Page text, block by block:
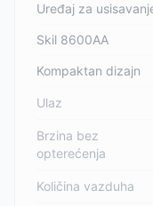
Uređaj za
Skil 8600AA
Kompaktan dizajn
Ulaz
Brzina bez
opterećenja
Količina vazduha